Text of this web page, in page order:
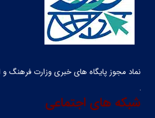
نماد مجوز پایگاه های خبری وزارت فرهنگ و
شبکه های اجتماعی